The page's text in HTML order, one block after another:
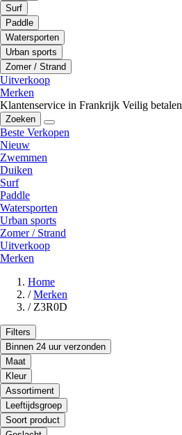
Surf
Paddle
Watersporten
Urban sports
Zomer / Strand
Uitverkoop
Merken
Klantenservice in Frankrijk Veilig betalen
Zoeken
Beste Verkopen
Nieuw
Zwemmen
Duiken
Surf
Paddle
Watersporten
Urban sports
Zomer / Strand
Uitverkoop
Merken
Home
/ Merken
/ Z3R0D
Filters
Binnen 24 uur verzonden
Maat
Kleur
Assortiment
Leeftijdsgroep
Soort product